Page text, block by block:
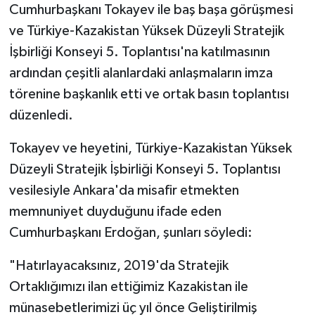
Cumhurbaşkanı Tokayev ile baş başa görüşmesi
ve Türkiye-Kazakistan Yüksek Düzeyli Stratejik
İşbirliği Konseyi 5. Toplantısı'na katılmasının
ardından çeşitli alanlardaki anlaşmaların imza
törenine başkanlık etti ve ortak basın toplantısı
düzenledi.
Tokayev ve heyetini, Türkiye-Kazakistan Yüksek
Düzeyli Stratejik İşbirliği Konseyi 5. Toplantısı
vesilesiyle Ankara'da misafir etmekten
memnuniyet duyduğunu ifade eden
Cumhurbaşkanı Erdoğan, şunları söyledi:
"Hatırlayacaksınız, 2019'da Stratejik
Ortaklığımızı ilan ettiğimiz Kazakistan ile
münasebetlerimizi üç yıl önce Geliştirilmiş